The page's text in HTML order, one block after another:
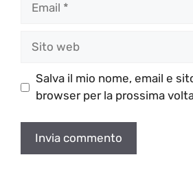
Salva il mio nome, email e
browser per la prossima